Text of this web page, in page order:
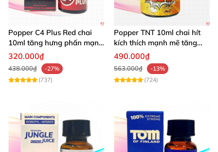
Popper C4 Plus Red chai
10ml tăng hưng phấn mạnh
mẽ kích thích
320.000₫
438.000₫
-27%
(737)
Popper TNT 10ml chai hít
kích thích mạnh mẽ tăng
cảm giác
490.000₫
563.000₫
-13%
(724)